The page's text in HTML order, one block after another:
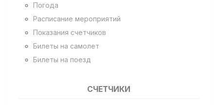
Погода
Расписание мероприятий
Показания счетчиков
Билеты на самолет
Билеты на поезд
СЧЕТЧИКИ